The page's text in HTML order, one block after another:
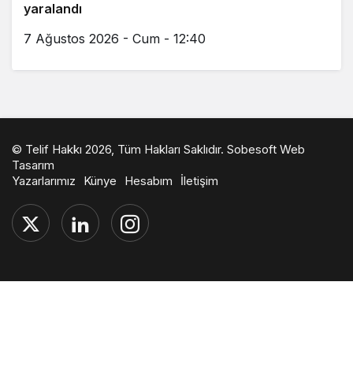
yaralandı
7 Ağustos 2026 - Cum - 12:40
© Telif Hakkı 2026, Tüm Hakları Saklıdır. Sobesoft Web
Tasarım
Yazarlarımız
Künye Hesabım İletişim